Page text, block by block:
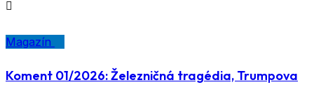
Magazín
Koment 01/2026: Železničná tragédia, Trumpova